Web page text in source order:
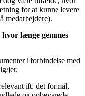
for at kunne levere
medarbejdere).
længe gemmes
i forbindelse med
jer.
ift. det formål,